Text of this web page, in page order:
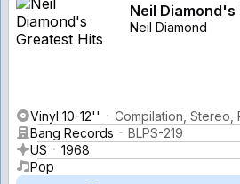
Neil
Neil Diamond
Vinyl 10-12''
Compilation, Stereo,
Bang Records
BLPS-219
US
1968
Pop